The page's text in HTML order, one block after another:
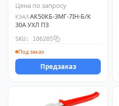
Цена по запросу
КЭАЗ АК50КБ-3МГ-7IН-Б/К
30А УХЛ ПЗ
SKU: 106205
Под заказ
Предзаказ